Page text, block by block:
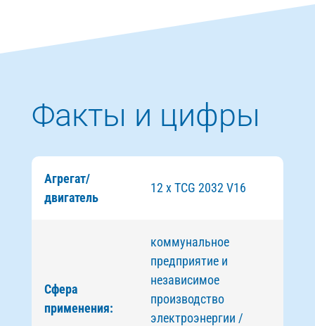
Факты и цифры
Агрегат/
двигатель
12 x TCG 2032 V16
Сфера
применения:
коммунальное
предприятие и
независимое
производство
электроэнергии /